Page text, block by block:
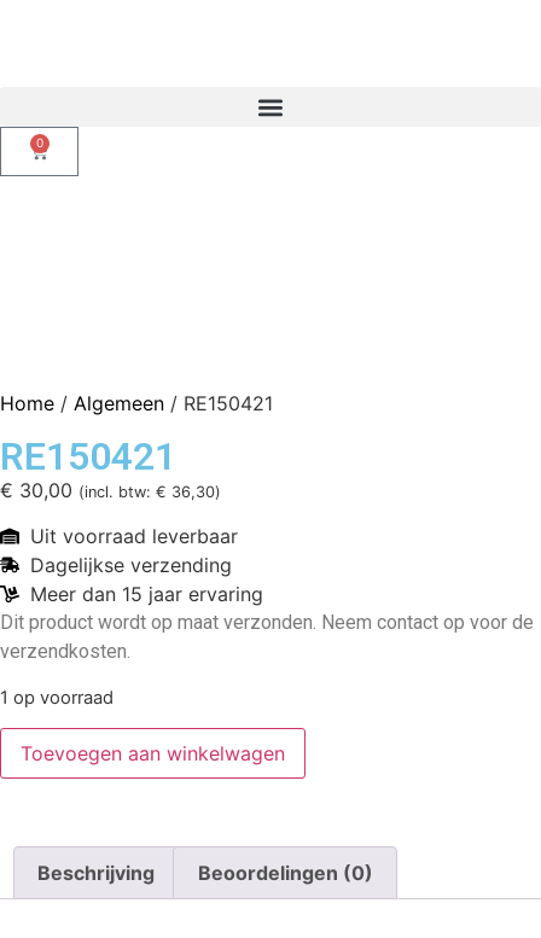
0
Home / Algemeen / RE150421
RE150421
€ 30,00 (incl. btw: € 36,30)
Uit voorraad leverbaar
Dagelijkse verzending
Meer dan 15 jaar ervaring
Dit product wordt op maat verzonden. Neem contact op voor de
verzendkosten.
1 op voorraad
Toevoegen aan winkelwagen
Beschrijving Beoordelingen (0)